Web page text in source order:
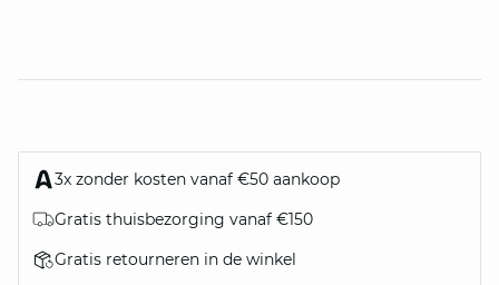
3x zonder kosten vanaf €50 aankoop
Gratis thuisbezorging vanaf €150
Gratis retourneren in de winkel